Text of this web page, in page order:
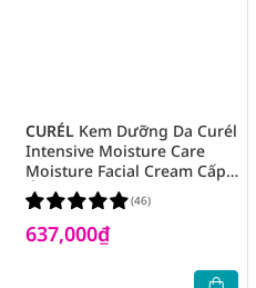
CURÉL Kem Dưỡng Da Curél
Intensive Moisture Care
Moisture Facial Cream Cấp
Ẩm Chuyên Sâu 40g
637,000₫
(46)